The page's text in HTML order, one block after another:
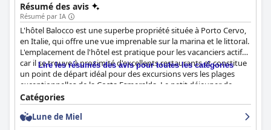
Résumé des avis
Résumé par IA
L'hôtel Balocco est une superbe propriété située à Porto Cervo,
en Italie, qui offre une vue imprenable sur la marina et le littoral.
L'emplacement de l'hôtel est pratique pour les vacanciers actifs,
car il se trouve à proximité d'excellents restaurants et constitue
un point de départ idéal pour des excursions vers les plages
exceptionnelles de la Costa Esmeralda. Le petit déjeuner de
l'hôtel Balocco est un incontournable de votre séjour, avec un
plat continental parfait et une vue imprenable. L'hôtel dispose
de chambres propres et confortables, dont beaucoup offrent
Lire les résumés des avis pour toutes les catégories
Catégories
Lune de Miel